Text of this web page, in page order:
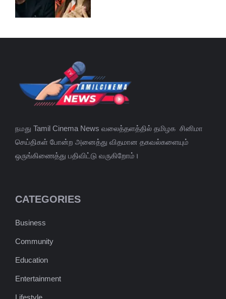
நமது Tamil Cinema News வலைத்தளத்தில் தமிழக சினிமா
செய்திகள் போன்ற அனைத்து விதமான தகவல்களையும்
ஒருங்கிணைத்து பதிவிட்டு வருகிறோம்।
CATEGORIES
Business
Community
Education
Entertainment
Lifestyle